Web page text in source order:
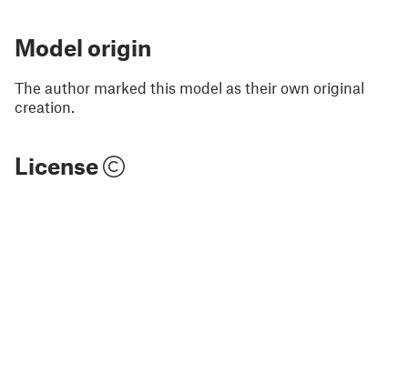
Model origin
The author marked this model as their own original
creation.
License